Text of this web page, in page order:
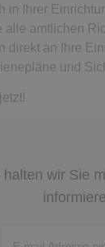
in Ihrer
alle amtlichen
direkt an Ihre
und
halten wir Sie